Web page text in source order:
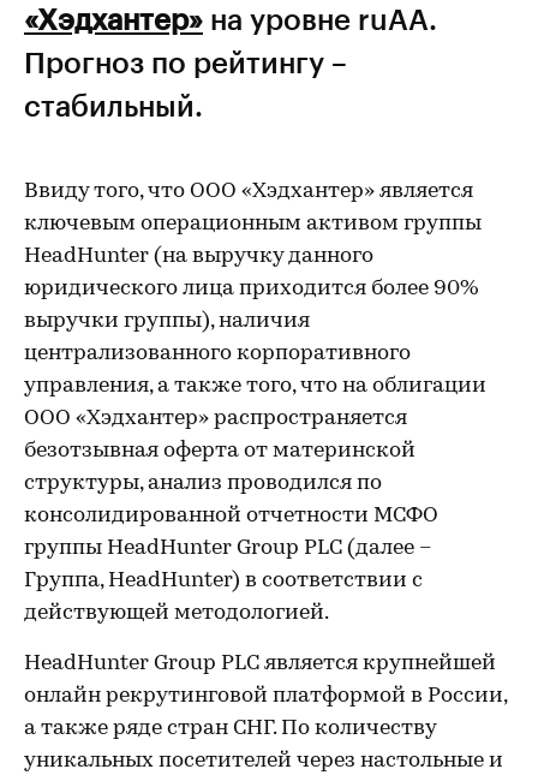
«Хэдхантер» на уровне ruАА.
Прогноз по рейтингу –
стабильный.
Ввиду того, что ООО «Хэдхантер» является
ключевым операционным активом группы
HeadHunter (на выручку данного
юридического лица приходится более 90%
выручки группы), наличия
централизованного корпоративного
управления, а также того, что на облигации
ООО «Хэдхантер» распространяется
безотзывная оферта от материнской
структуры, анализ проводился по
консолидированной отчетности МСФО
группы HeadHunter Group PLC (далее –
Группа, HeadHunter) в соответствии с
действующей методологией.
HeadHunter Group PLC является крупнейшей
онлайн рекрутинговой платформой в России,
а также ряде стран СНГ. По количеству
уникальных посетителей через настольные и